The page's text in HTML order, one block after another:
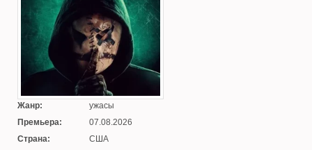
Жанр:
ужасы
Премьера:
07.08.2026
Страна:
США